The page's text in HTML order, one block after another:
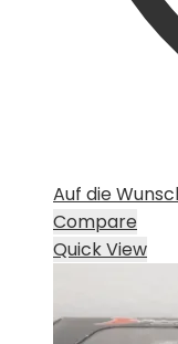
Auf die
Compare
Quick View